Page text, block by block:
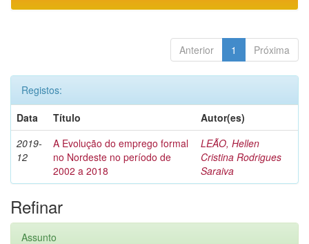
Anterior 1 Próxima
Registos:
Data
Título
Autor(es)
2019-
12
A Evolução do emprego formal
no Nordeste no período de
2002 a 2018
LEÃO, Hellen
Cristina Rodrigues
Saraiva
Refinar
Assunto